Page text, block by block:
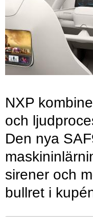
NXP
och
Den nya
sirener och
bullret i